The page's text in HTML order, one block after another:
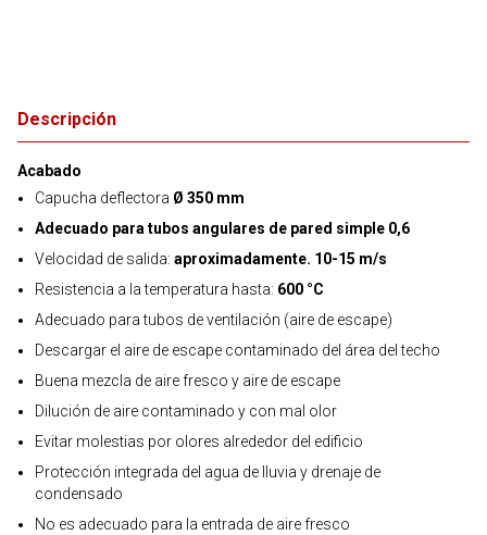
Descripción
Acabado
Capucha deflectora Ø 350 mm
Adecuado para tubos angulares de pared simple 0,6
Velocidad de salida: aproximadamente. 10-15 m/s
Resistencia a la temperatura hasta: 600 °C
Adecuado para tubos de ventilación (aire de escape)
Descargar el aire de escape contaminado del área del techo
Buena mezcla de aire fresco y aire de escape
Dilución de aire contaminado y con mal olor
Evitar molestias por olores alrededor del edificio
Protección integrada del agua de lluvia y drenaje de
condensado
No es adecuado para la entrada de aire fresco